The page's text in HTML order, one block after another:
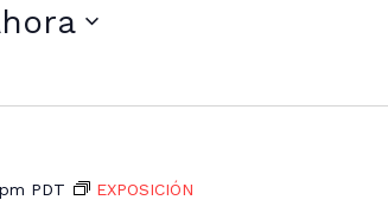
PDT EXPOSICIÓN